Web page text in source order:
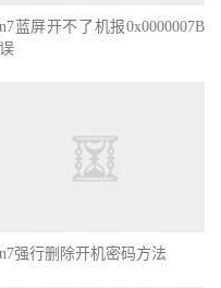
蓝屏开不了机报0x0000007B
强行删除开机密码方法